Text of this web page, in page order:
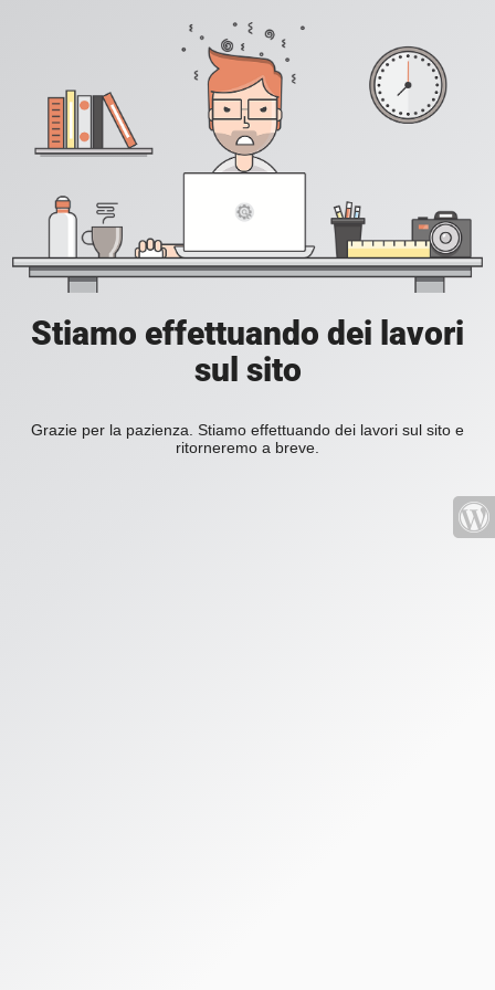
Stiamo effettuando dei lavori
sul sito
Grazie per la pazienza. Stiamo effettuando dei lavori sul sito e
ritorneremo a breve.